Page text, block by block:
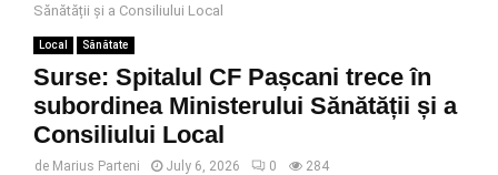
Sănătății și a Consiliului Local
Local Sănătate
Surse: Spitalul CF Pașcani trece în
subordinea Ministerului Sănătății și a
Consiliului Local
de Marius Parteni July 6, 2026 0 284